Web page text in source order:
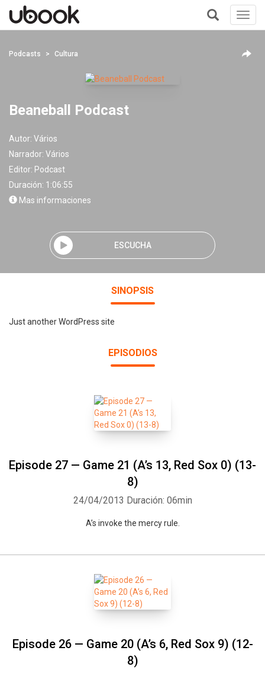
+
Podcasts Cultura
Beaneball Podcast
Autor: Vários
Narrador: Vários
Editor: Podcast
Duración: 1:06:55
Mas informaciones
ESCUCHA
SINOPSIS
Just another WordPress site
EPISODIOS
Episode 27 — Game 21 (A’s 13, Red Sox 0) (13-
8)
24/04/2013 Duración: 06min
A’s invoke the mercy rule.
Episode 26 — Game 20 (A’s 6, Red Sox 9) (12-
8)